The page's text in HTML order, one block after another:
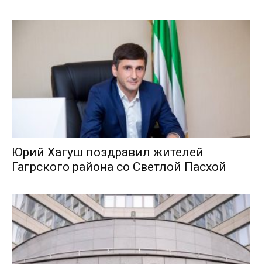
Юрий Хагуш поздравил жителей
Гагрского района со Светлой Пасхой